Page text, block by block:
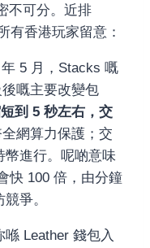
不可分。近排
有香港玩家留意：
年 5 月，Stacks 嘅
嘅主要改變包
到 5 秒左右，交
全網算力保護；交
幣進行。呢啲意味
快 100 倍，由分鐘
爭。
Leather 錢包入